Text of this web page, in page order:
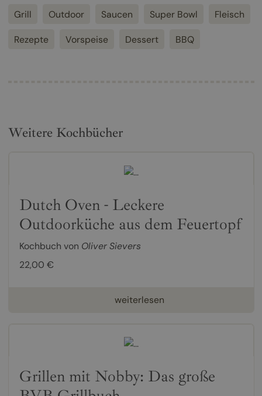
Grill Outdoor Saucen Super Bowl Fleisch
Rezepte Vorspeise Dessert BBQ
Weitere Kochbücher
Dutch Oven - Leckere
Outdoorküche aus dem Feuertopf
Kochbuch von Oliver Sievers
22,00 €
weiterlesen
Grillen mit Nobby: Das große